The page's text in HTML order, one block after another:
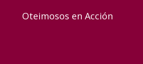
Oteimosos en Acción